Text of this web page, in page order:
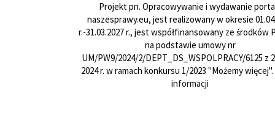
Projekt pn. Opracowywanie i wydawanie
naszesprawy.eu, jest realizowany w okresie
r.-31.03.2027 r., jest współfinansowany ze środków
na podstawie umowy nr
UM/PW9/2024/2/DEPT_DS_WSPOLPRACY/6125 z
2024 r. w ramach konkursu 1/2023 "Możemy więcej".
informacji